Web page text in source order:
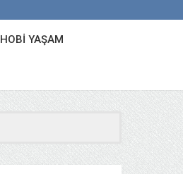
HOBI YAŞAM